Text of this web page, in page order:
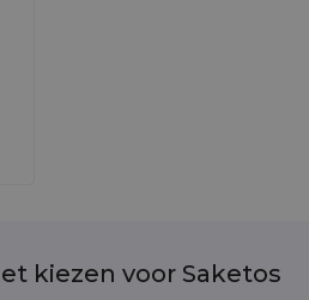
kiezen voor Saketos